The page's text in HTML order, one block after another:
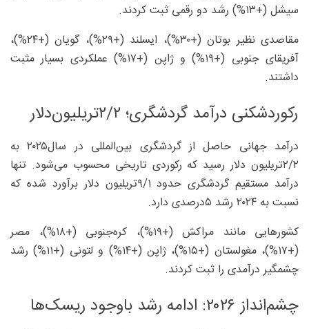
سیشل (+۱۳%) رشد دو رقمی ثبت کردند.
مقاصدی نظیر بوتان (+۳۰%)، ایسلند (+۲۹%)، گویان (+۲۴%)،
آفریقای جنوبی (+۱۹%) و ژاپن (+۱۷%) عملکردی بسیار مثبت
داشتند.
رکوردشکنی درآمد گردشگری؛ ۲/۲تریلیون‌دلار
درآمد جهانی حاصل از گردشگری بین‌المللی در سال‌۲۰۲۵ به
۲/۲‌تریلیون دلار رسید که رکوردی تاریخی محسوب می‌شود. تنها
درآمد مستقیم گردشگری حدود ۹/۱‌تریلیون دلار برآورد شده که
نسبت به ۲۰۲۴ رشد ۵‌درصدی دارد.
کشورهایی مانند مراکش (+۱۹%)، کره‌جنوبی (+۱۸%)، مصر
(+۱۷%)، مغولستان (+۱۵%)، ژاپن (+۱۴%) و لتونی (+۱۱%) رشد
چشمگیر درآمدی را ثبت کردند.
چشم‌انداز ۲۰۲۶: ادامه رشد باوجود ریسک‌ها